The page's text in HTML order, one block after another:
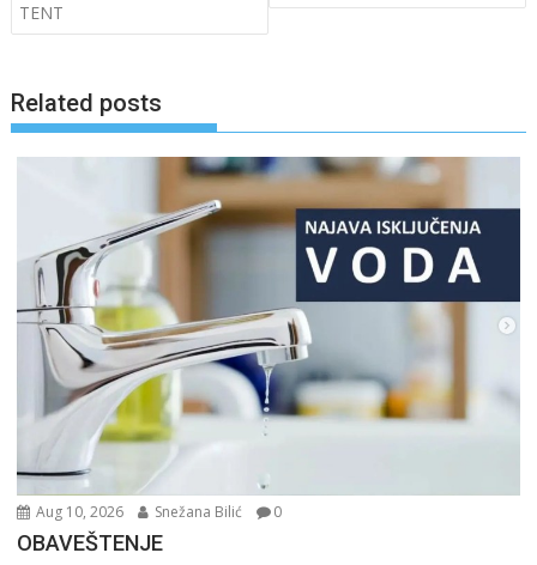
TENT
Related posts
Aug 10, 2026 Snežana Bilić 0
OBAVEŠTENJE